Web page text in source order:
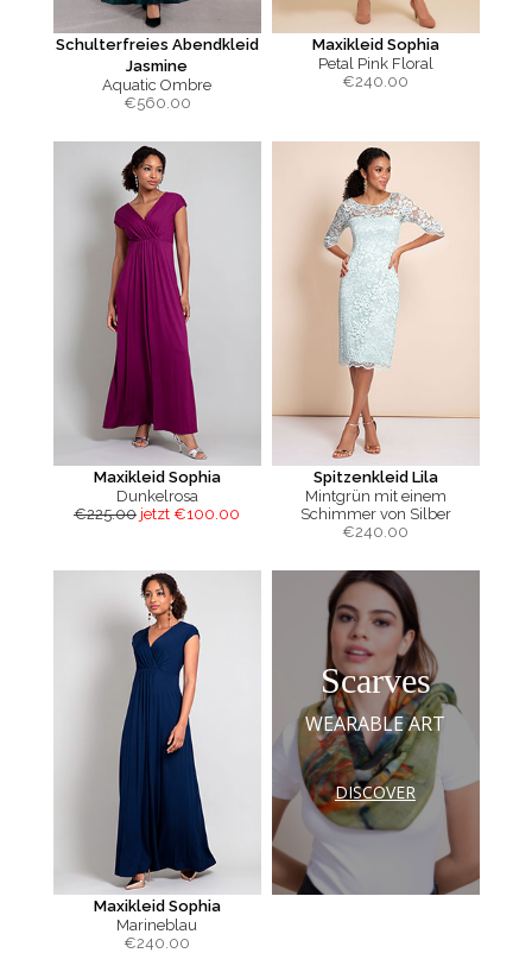
Schulterfreies Abendkleid
Jasmine
Aquatic Ombre
€560.00
Maxikleid Sophia
Petal Pink Floral
€240.00
Maxikleid Sophia
Dunkelrosa
€225.00 jetzt €100.00
Spitzenkleid Lila
Mintgrün mit einem
Schimmer von Silber
€240.00
Maxikleid Sophia
Marineblau
€240.00
Scarves
WEARABLE ART
DISCOVER